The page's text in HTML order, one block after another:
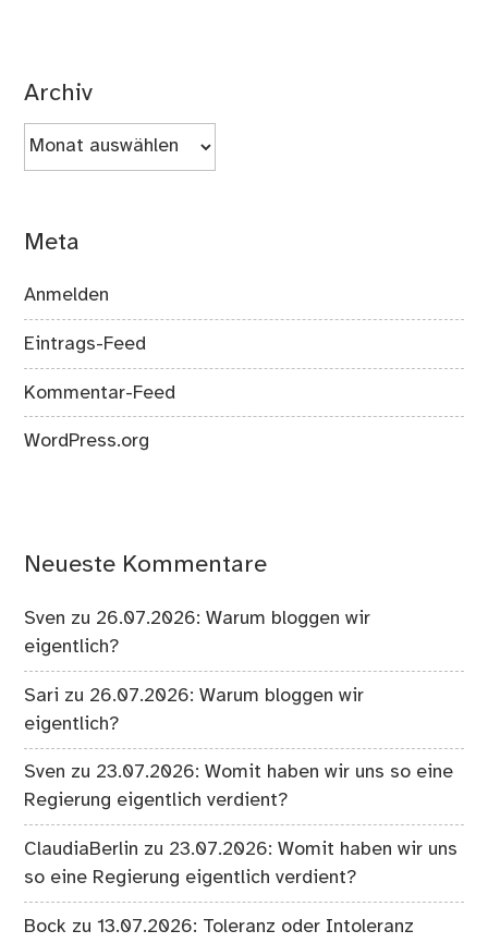
Archiv
Archiv
Meta
Anmelden
Eintrags-Feed
Kommentar-Feed
WordPress.org
Neueste Kommentare
Sven zu 26.07.2026: Warum bloggen wir
eigentlich?
Sari zu 26.07.2026: Warum bloggen wir
eigentlich?
Sven zu 23.07.2026: Womit haben wir uns so eine
Regierung eigentlich verdient?
ClaudiaBerlin zu 23.07.2026: Womit haben wir uns
so eine Regierung eigentlich verdient?
Bock zu13.07.2026: Toleranz oder Intoleranz